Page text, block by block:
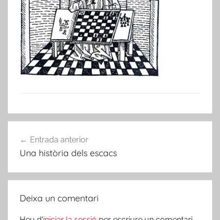
d'entrades
Entrada anterior
Una història dels escacs
Deixa un comentari